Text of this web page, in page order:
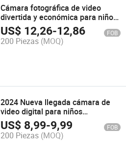
Cámara fotográfica de video
divertida y económica para niños,
regalo de cumpleaños para niños
US$ 12,26-12,86 FOB
200 Piezas (MOQ)
2024 Nueva llegada cámara de
video digital para niños
Spongebob Squarepants juguete
US$ 8,99-9,99 FOB
200 Piezas (MOQ)